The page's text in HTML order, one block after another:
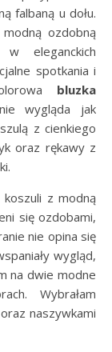
falbaną u dołu.
ozdobną
eleganckich
spotkania i
bluzka
wygląda jak
z cienkiego
oraz rękawy z
koszuli z modną
się ozdobami,
nie opina się
wygląd,
na dwie modne
Wybrałam
naszywkami